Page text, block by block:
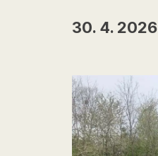
30. 4. 2026